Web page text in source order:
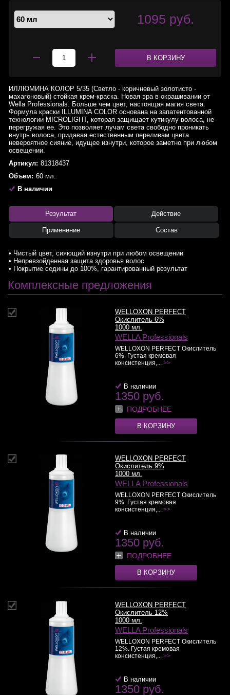
1095 руб.
В КОРЗИНУ
ИЛЛЮМИНА КОЛОР 5/35 (Светло - коричневый золотисто -
махагоновый) стойкая крем-краска. Новая эра в окрашивании от
Wella Professionals. Больше чем цвет, настоящая магия света.
Формула краски ILLUMINA COLOR основана на запатентованной
технологии MICROLIGHT, которая защищает кутикулу волоса, не
перегружая ее. Это позволяет лучам света свободно проникать
внутрь волоса, придавая естественным переливам цвета
невероятное сияние, идущее изнутри, которое заметно при любом
освещении.
Артикул: 81318437
Объем: 60 мл.
В наличии
Результат Действие
Применение Состав
• Чистый цвет, сияющий изнутри при любом освещении
• Непревзойденная защита здоровья волос
• Покрытие седины до 100%, гарантированный результат
Комплексные предложения
WELLOXON PERFECT
Окислитель 6%
1000 мл.
WELLA Professionals
WELLOXON PERFECT Окислитель
6%. Густая кремовая
консистенция,... >>
В наличии
1350 руб.
ПОДРОБНЕЕ
В КОРЗИНУ
WELLOXON PERFECT
Окислитель 9%
1000 мл.
WELLA Professionals
WELLOXON PERFECT Окислитель
9%. Густая кремовая
консистенция,... >>
В наличии
1350 руб.
ПОДРОБНЕЕ
В КОРЗИНУ
WELLOXON PERFECT
Окислитель 12%
1000 мл.
WELLA Professionals
WELLOXON PERFECT Окислитель
12%. Густая кремовая
консистенция,... >>
В наличии
1350 руб.